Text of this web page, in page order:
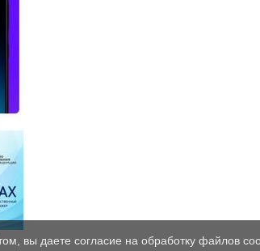
вы даете согласие на обработку файлов